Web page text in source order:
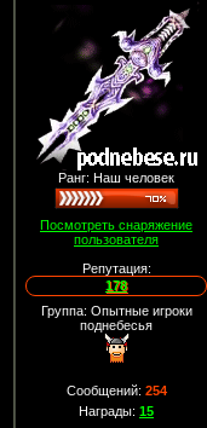
Ранг: Наш человек
Посмотреть снаряжение
пользователя
Репутация:
178
Группа: Опытные игроки
поднебесья
Сообщений: 254
Награды: 15